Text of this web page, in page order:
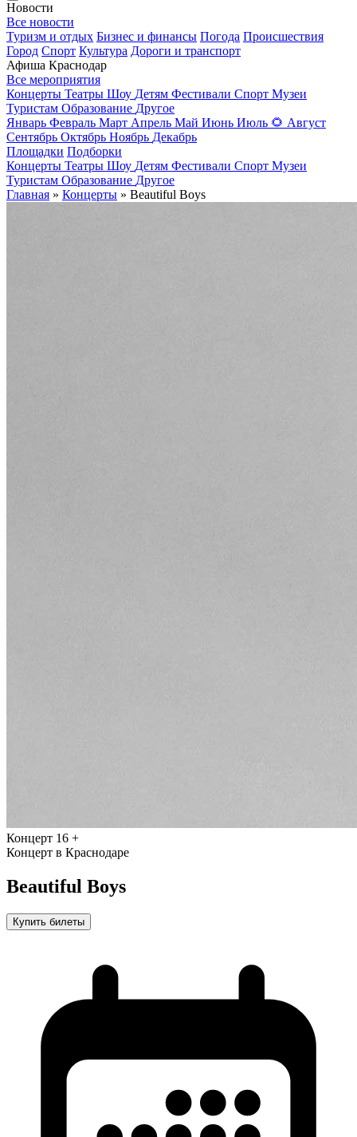
Новости
Все новости
Туризм и отдых Бизнес и финансы Погода Происшествия
Город Спорт Культура Дороги и транспорт
Афиша Краснодар
Все мероприятия
Концерты Театры Шоу Детям Фестивали Спорт Музеи
Туристам Образование Другое
Январь Февраль Март Апрель Май Июнь Июль 🌻 Август
Сентябрь Октябрь Ноябрь Декабрь
Площадки Подборки
Концерты Театры Шоу Детям Фестивали Спорт Музеи
Туристам Образование Другое
Главная » Концерты » Beautiful Boys
Концерт 16 +
Концерт в Краснодаре
Beautiful Boys
Купить билеты